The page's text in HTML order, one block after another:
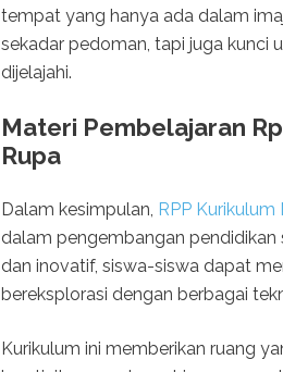
tempat yang hanya ada dalam
sekadar pedoman, tapi juga kunci
dijelajahi.
Materi Pembelajaran
Rupa
Dalam kesimpulan, RPP
dalam pengembangan pendidikan
dan inovatif, siswa-siswa dapat
bereksplorasi dengan berbagai
Kurikulum ini memberikan ruang